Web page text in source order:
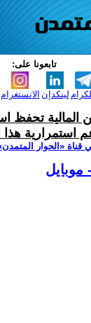
تابعونا على:
الانستغرام لينكدإن
المالية تحفظ
استمرارية هذا
قناة ‫«الحوار
موبايل